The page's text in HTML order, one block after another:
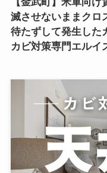
【金武町】米軍向
滅させないままクロ
待たずして発生した
カビ対策専門エルイ